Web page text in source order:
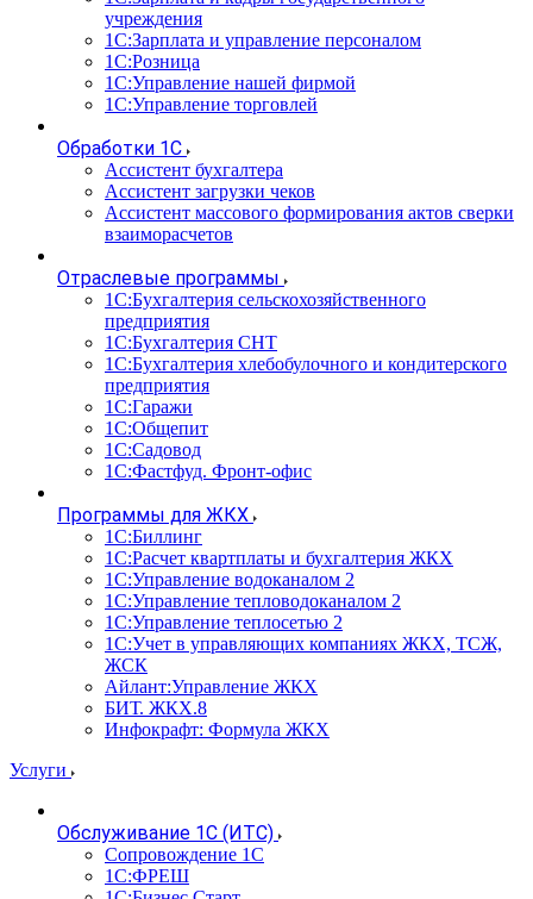
учреждения
1С:Зарплата и управление персоналом
1С:Розница
1С:Управление нашей фирмой
1С:Управление торговлей
Обработки 1С
Ассистент бухгалтера
Ассистент загрузки чеков
Ассистент массового формирования актов сверки
взаиморасчетов
Отраслевые программы
1С:Бухгалтерия сельскохозяйственного
предприятия
1С:Бухгалтерия СНТ
1С:Бухгалтерия хлебобулочного и кондитерского
предприятия
1С:Гаражи
1С:Общепит
1С:Садовод
1С:Фастфуд. Фронт-офис
Программы для ЖКХ
1С:Биллинг
1С:Расчет квартплаты и бухгалтерия ЖКХ
1С:Управление водоканалом 2
1С:Управление тепловодоканалом 2
1С:Управление теплосетью 2
1С:Учет в управляющих компаниях ЖКХ, ТСЖ,
ЖСК
Айлант:Управление ЖКХ
БИТ. ЖКХ.8
Инфокрафт: Формула ЖКХ
Услуги
Обслуживание 1С (ИТС)
Сопровождение 1С
1С:ФРЕШ